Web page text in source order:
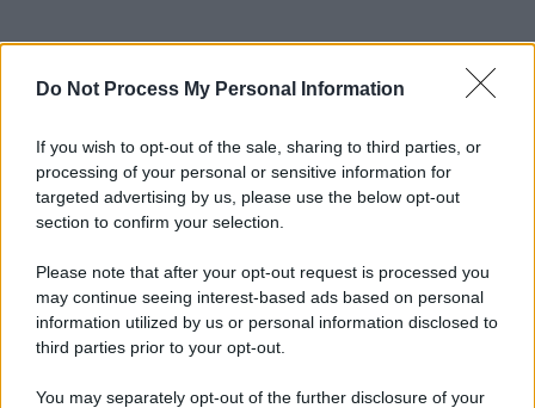
Do Not Process My Personal Information
If you wish to opt-out of the sale, sharing to third parties, or
processing of your personal or sensitive information for
targeted advertising by us, please use the below opt-out
section to confirm your selection.
Please note that after your opt-out request is processed you
may continue seeing interest-based ads based on personal
information utilized by us or personal information disclosed to
third parties prior to your opt-out.
You may separately opt-out of the further disclosure of your